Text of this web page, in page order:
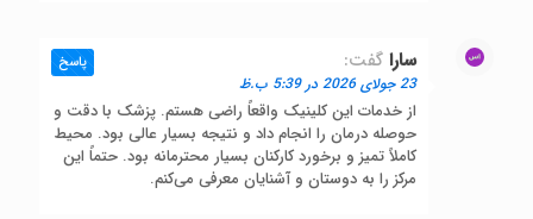
سارا گفت:
23 جولای 2026 در 5:39 ب.ظ
از خدمات این کلینیک واقعاً راضی هستم. پزشک با دقت و
حوصله درمان را انجام داد و نتیجه بسیار عالی بود. محیط
کاملاً تمیز و برخورد کارکنان بسیار محترمانه بود. حتماً این
مرکز را به دوستان و آشنایان معرفی می‌کنم.
پاسخ